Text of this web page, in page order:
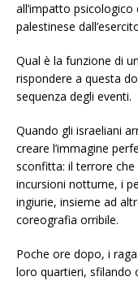
all’impatto
palestinese
Qual è la funzione di
rispondere a questa
sequenza degli eventi.
Quando gli israeliani
creare l’immagine
sconfitta: il terrore
incursioni notturne, i
ingiurie, insieme ad
coreografia orribile.
Poche ore dopo, i
loro quartieri, sfilando